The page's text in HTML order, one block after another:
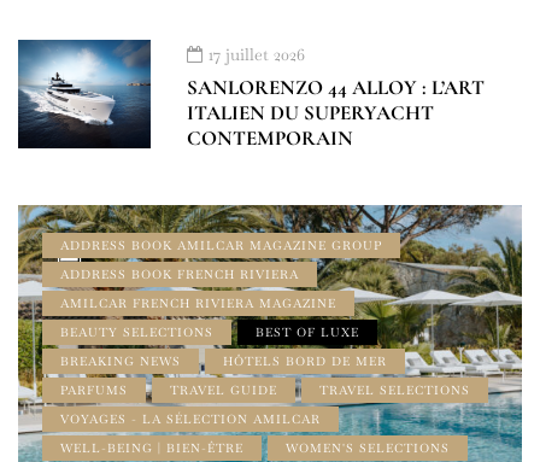
17 juillet 2026
SANLORENZO 44 ALLOY : L’ART
ITALIEN DU SUPERYACHT
CONTEMPORAIN
ADDRESS BOOK AMILCAR MAGAZINE GROUP
ADDRESS BOOK FRENCH RIVIERA
AMILCAR FRENCH RIVIERA MAGAZINE
BEAUTY SELECTIONS
BEST OF LUXE
BREAKING NEWS
HÔTELS BORD DE MER
PARFUMS
TRAVEL GUIDE
TRAVEL SELECTIONS
VOYAGES - LA SÉLECTION AMILCAR
WELL-BEING | BIEN-ÊTRE
WOMEN'S SELECTIONS